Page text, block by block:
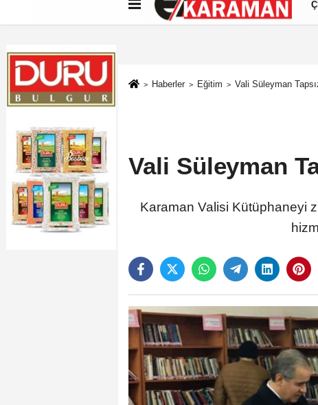
Künye İletişim Çerez Politikası
Haberler Eğitim Vali Süleyman
Vali Süleyman
Karaman Valisi Kütüphaneyi